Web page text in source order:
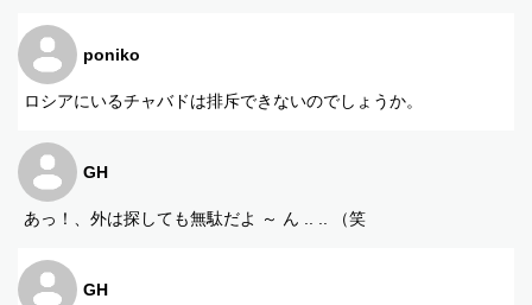
poniko
ロシアにいるチャバドは排斥できないのでしょうか。
GH
あっ！、外は探しても無駄だよ ～ ん .. .. （笑
GH